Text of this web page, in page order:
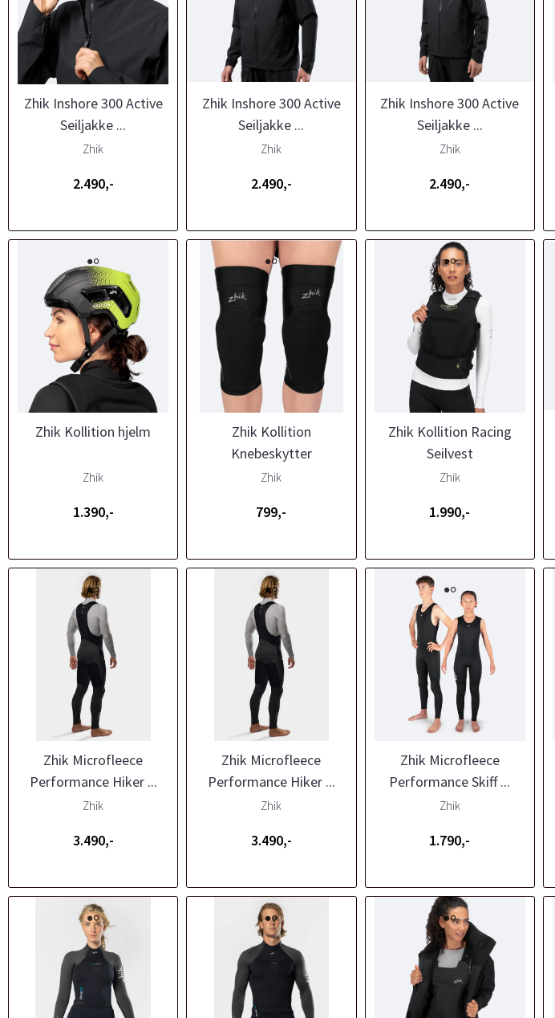
Zhik Inshore 300 Active
Seiljakke ...
Zhik
2.490,-
Zhik Inshore 300 Active
Seiljakke ...
Zhik
2.490,-
Zhik Inshore 300 Active
Seiljakke ...
Zhik
2.490,-
Zhik Kollition hjelm
Zhik
1.390,-
Zhik Kollition
Knebeskytter
Zhik
799,-
Zhik Kollition Racing
Seilvest
Zhik
1.990,-
Zhik Microfleece
Performance Hiker ...
Zhik
3.490,-
Zhik Microfleece
Performance Hiker ...
Zhik
3.490,-
Zhik Microfleece
Performance Skiff ...
Zhik
1.790,-